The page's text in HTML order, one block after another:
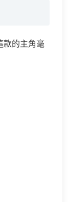
款的主角毫